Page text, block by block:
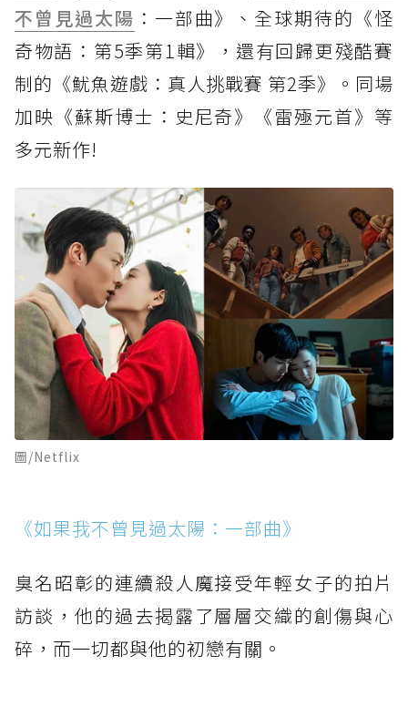
不曾見過太陽 ：一部曲》、全球期待的《怪
奇物語：第5季第1輯》，還有回歸更殘酷賽
制的《魷魚遊戲：真人挑戰賽 第2季》。同場
加映《蘇斯博士：史尼奇》《雷殛元首》等
多元新作!
圖/Netflix
《如果我不曾見過太陽：一部曲》
臭名昭彰的連續殺人魔接受年輕女子的拍片
訪談，他的過去揭露了層層交織的創傷與心
碎，而一切都與他的初戀有關。